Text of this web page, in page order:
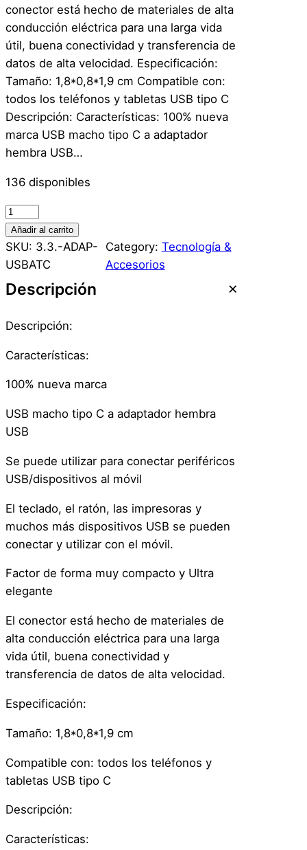
conector está hecho de materiales de alta
conducción eléctrica para una larga vida
útil, buena conectividad y transferencia de
datos de alta velocidad. Especificación:
Tamaño: 1,8*0,8*1,9 cm Compatible con:
todos los teléfonos y tabletas USB tipo C
Descripción: Características: 100% nueva
marca USB macho tipo C a adaptador
hembra USB…
136 disponibles
A
d
a
p
t
d
r
s
b
3
0
A
i
p
o
C
P
r
a
C
e
u
l
r
e
Y
N
Añadir al carrito
SKU: 3.3.-ADAP-
USBATC
Category: Tecnología &
Accesorios
Descripción
Descripción:
Características:
100% nueva marca
USB macho tipo C a adaptador hembra
USB
Se puede utilizar para conectar periféricos
USB/dispositivos al móvil
El teclado, el ratón, las impresoras y
muchos más dispositivos USB se pueden
conectar y utilizar con el móvil.
Factor de forma muy compacto y Ultra
elegante
El conector está hecho de materiales de
alta conducción eléctrica para una larga
vida útil, buena conectividad y
transferencia de datos de alta velocidad.
Especificación:
Tamaño: 1,8*0,8*1,9 cm
Compatible con: todos los teléfonos y
tabletas USB tipo C
Descripción:
Características: